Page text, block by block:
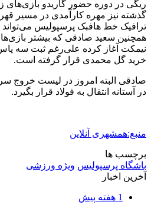
1 هفته پیش
کشف ۱۵۲ دستگاه ماینر غیرمجاز در لرستان
2 هفته پیش
شفاف‌سازی ۲۸ میلیارد یورو تعهدات ارزی
2 هفته پیش
دستگیر شدند
2 هفته پیش
ماجرای پیشگویی صریح
عمار یاسر و عاقبت قاتلان او